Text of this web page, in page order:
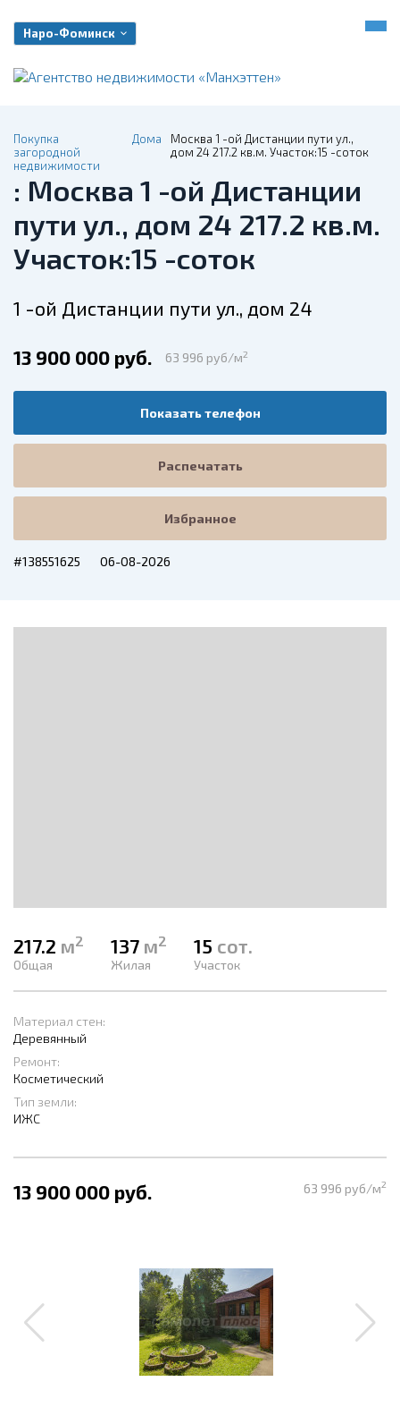
Наро-Фоминск
Покупка
загородной
недвижимости
Дома
Москва 1 -ой Дистанции пути ул.,
дом 24 217.2 кв.м. Участок:15 -соток
: Москва 1 -ой Дистанции
пути ул., дом 24 217.2 кв.м.
Участок:15 -соток
1 -ой Дистанции пути ул., дом 24
13 900 000 руб. 63 996 руб/м2
Показать телефон
Распечатать
Избранное
#138551625 06-08-2026
217.2 м2
Общая
137 м2
Жилая
15 сот.
Участок
Материал стен:
Деревянный
Ремонт:
Косметический
Тип земли:
ИЖС
13 900 000 руб. 63 996 руб/м2